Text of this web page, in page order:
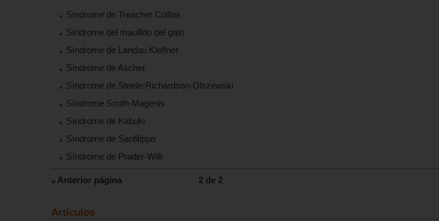
Síndrome de Treacher Collins
Síndrome del maullido del gato
Síndrome de Landau Kleffner
Síndrome de Ascher
Síndrome de Steele-Richardson-Olszewski
Síndrome Smith-Magenis
Síndrome de Kabuki
Síndrome de Sanfilippo
Síndrome de Prader-Willi
Anterior página 2 de 2
Artículos